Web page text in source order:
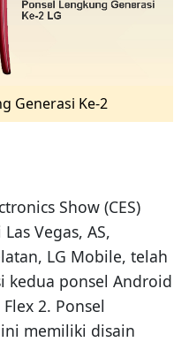
Generasi Ke-2
Show (CES)
Vegas, AS,
LG Mobile, telah
kedua ponsel Android
2. Ponsel
memiliki disain